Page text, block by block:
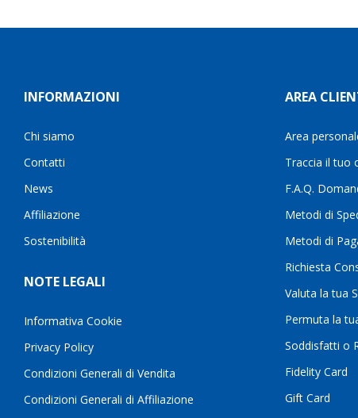
INFORMAZIONI
Chi siamo
Contatti
News
Affiliazione
Sostenibilità
NOTE LEGALI
Informativa Cookie
Privacy Policy
Condizioni Generali di Vendita
Condizioni Generali di Affiliazione
AREA
Area
Traccia il tuo
F.A.Q.
Metodi di
Metodi di
Richiesta
Valuta la tua
Permuta la
Soddisfatti o
Fidelity Card
Gift Card